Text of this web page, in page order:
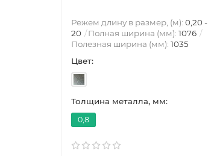
Режем длину в размер, (м): 0,20 -
20
Полная ширина (мм): 1076
Полезная ширина (мм): 1035
Цвет:
Толщина металла, мм:
0,8